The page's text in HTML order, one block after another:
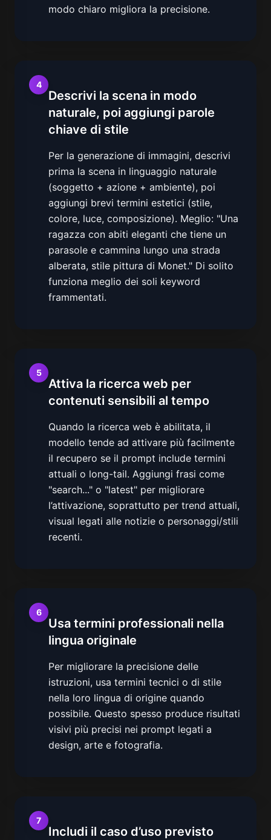
modo chiaro migliora la precisione.
4
Descrivi la scena in modo
naturale, poi aggiungi parole
chiave di stile
Per la generazione di immagini, descrivi
prima la scena in linguaggio naturale
(soggetto + azione + ambiente), poi
aggiungi brevi termini estetici (stile,
colore, luce, composizione). Meglio: "Una
ragazza con abiti eleganti che tiene un
parasole e cammina lungo una strada
alberata, stile pittura di Monet." Di solito
funziona meglio dei soli keyword
frammentati.
5
Attiva la ricerca web per
contenuti sensibili al tempo
Quando la ricerca web è abilitata, il
modello tende ad attivare più facilmente
il recupero se il prompt include termini
attuali o long-tail. Aggiungi frasi come
"search..." o "latest" per migliorare
l’attivazione, soprattutto per trend attuali,
visual legati alle notizie o personaggi/stili
recenti.
6
Usa termini professionali nella
lingua originale
Per migliorare la precisione delle
istruzioni, usa termini tecnici o di stile
nella loro lingua di origine quando
possibile. Questo spesso produce risultati
visivi più precisi nei prompt legati a
design, arte e fotografia.
7
Includi il caso d’uso previsto